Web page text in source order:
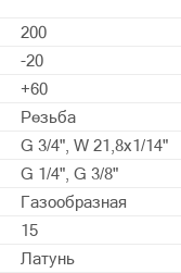
200
-20
+60
Резьба
G 3/4", W 21,8x1/14"
G 1/4", G 3/8"
Газообразная
15
Латунь